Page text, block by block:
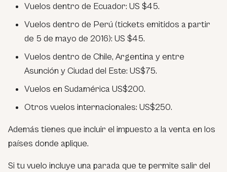
Vuelos dentro de Ecuador: US $45.
Vuelos dentro de Perú (tickets emitidos a partir
de 5 de mayo de 2016): US $45.
Vuelos dentro de Chile, Argentina y entre
Asunción y Ciudad del Este: US$75.
Vuelos en Sudamérica US$200.
Otros vuelos internacionales: US$250.
Además tienes que incluir el impuesto a la venta en los
países donde aplique.
Si tu vuelo incluye una parada que te permite salir del